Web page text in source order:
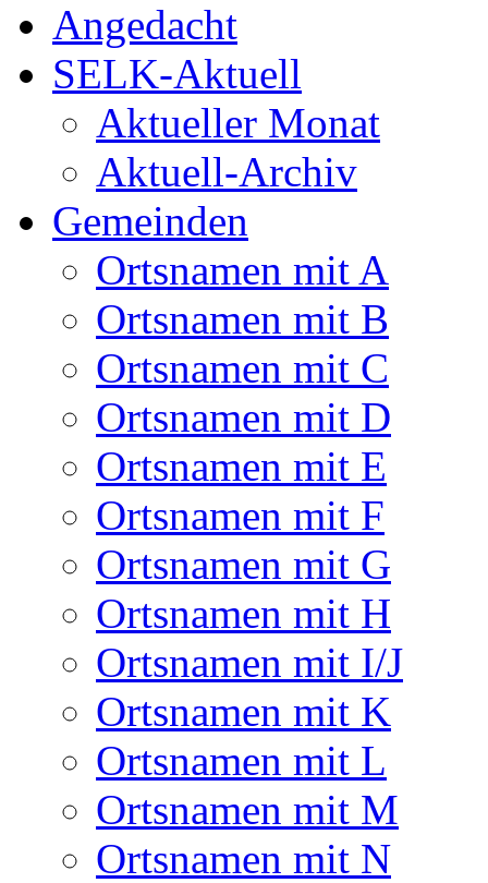
Angedacht
SELK-Aktuell
Aktueller Monat
Aktuell-Archiv
Gemeinden
Ortsnamen mit A
Ortsnamen mit B
Ortsnamen mit C
Ortsnamen mit D
Ortsnamen mit E
Ortsnamen mit F
Ortsnamen mit G
Ortsnamen mit H
Ortsnamen mit I/J
Ortsnamen mit K
Ortsnamen mit L
Ortsnamen mit M
Ortsnamen mit N